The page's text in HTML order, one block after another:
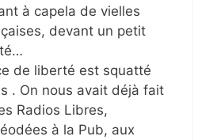
à capela de vielles
devant un petit
de liberté est squatté
. On nous avait déjà fait
Radios Libres,
à la Pub, aux